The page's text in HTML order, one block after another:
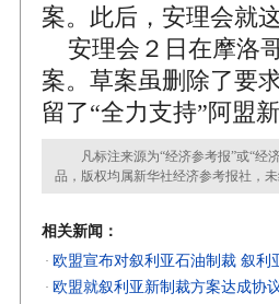
案。此后，安理会就
安理会２日在摩洛
案。草案虽删除了要
留了“全力支持”阿盟
凡标注来源为“经济参考报”或“经
品，版权均属新华社经济参考报社，
相关新闻：
· 欧盟宣布对叙利亚石油制裁 叙利
· 欧盟就叙利亚新制裁方案达成协